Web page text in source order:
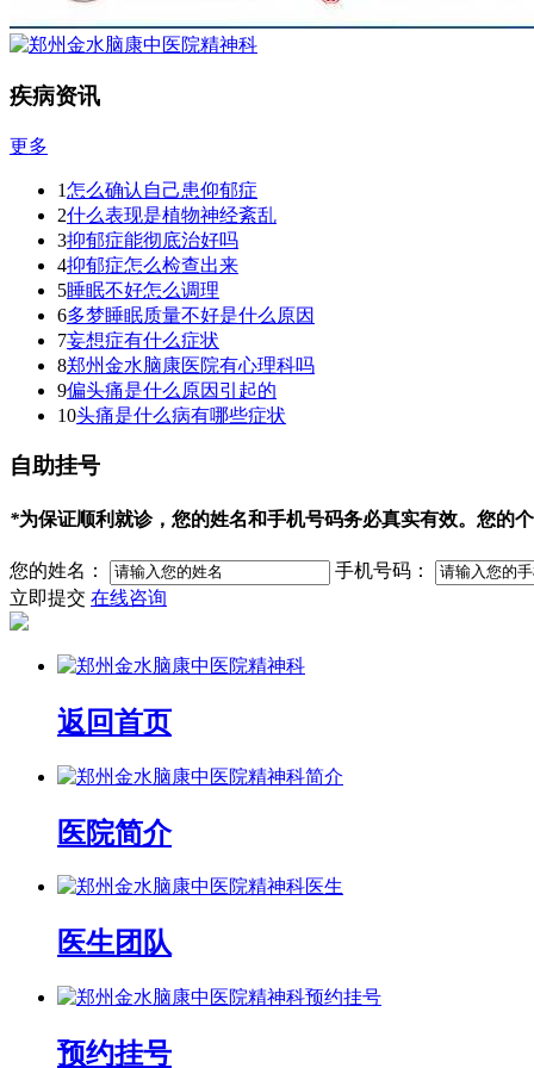
疾病资讯
更多
1怎么确认自己患仰郁症
2什么表现是植物神经紊乱
3抑郁症能彻底治好吗
4抑郁症怎么检查出来
5睡眠不好怎么调理
6多梦睡眠质量不好是什么原因
7妄想症有什么症状
8郑州金水脑康医院有心理科吗
9偏头痛是什么原因引起的
10头痛是什么病有哪些症状
自助挂号
*为保证顺利就诊，您的姓名和手机号码务必真实有效。您的
您的姓名：
手机号码：
立即提交 在线咨询
返回首页
医院简介
医生团队
预约挂号